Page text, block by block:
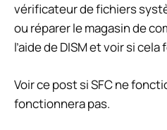
vérificateur de fichiers
ou réparer le magasin de
l’aide de DISM et voir si
Voir ce post si SFC ne
fonctionnera pas.